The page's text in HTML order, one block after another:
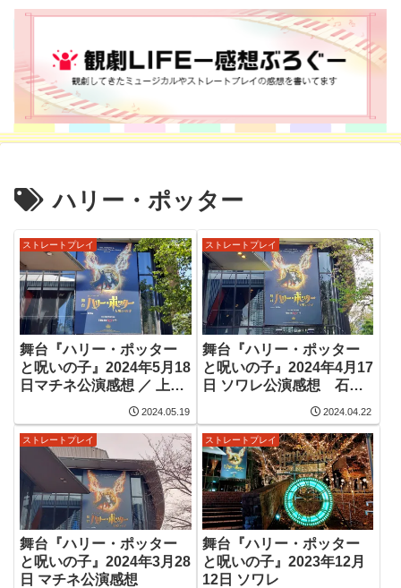
ハリー・ポッター
ストレートプレイ
舞台『ハリー・ポッター
と呪いの子』2024年5月18
日マチネ公演感想 ／ 上野
聖太くんハリー千穐楽
2024.05.19
ストレートプレイ
舞台『ハリー・ポッター
と呪いの子』2024年4月17
日 ソワレ公演感想 石丸
幹二さん大千穐楽
2024.04.22
ストレートプレイ
舞台『ハリー・ポッター
と呪いの子』2024年3月28
日 マチネ公演感想
ストレートプレイ
舞台『ハリー・ポッター
と呪いの子』2023年12月
12日 ソワレ